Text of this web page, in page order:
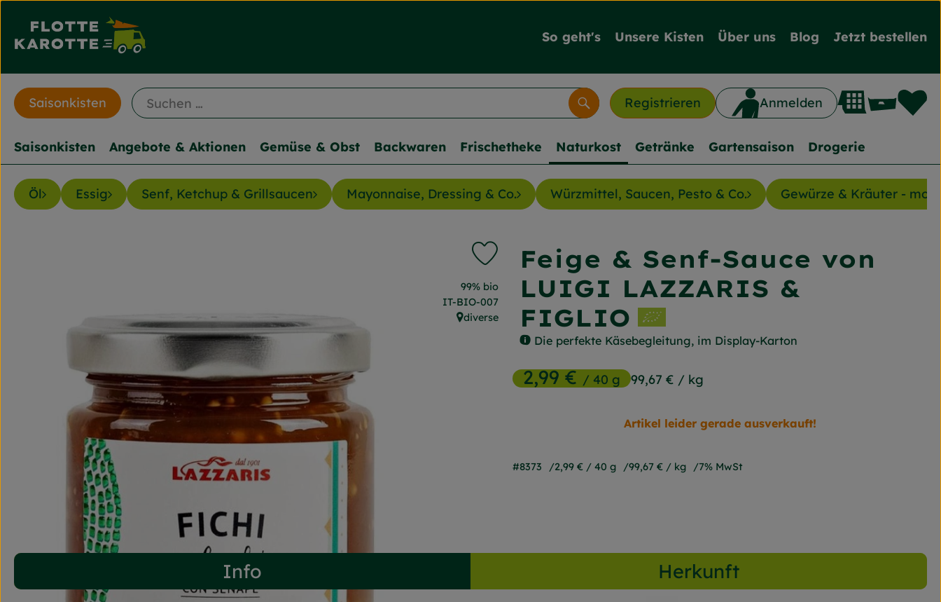
So geht's Unsere Kisten Über uns Blog Jetzt bestellen
Registrieren Anmelden
Suchen
Saisonkisten
Saisonkisten Angebote & Aktionen Gemüse & Obst Backwaren Frischetheke Naturkost Getränke Gartensaison Drogerie
Öl Essig Senf, Ketchup & Grillsaucen Mayonnaise, Dressing & Co. Würzmittel, Saucen, Pesto & Co. Gewürze & Kräuter -
Feige & Senf-Sauce von
LUIGI LAZZARIS &
FIGLIO
Die perfekte Käsebegleitung, im Display-Karton
2,99 €/ 40 g 99,67 € / kg
Produkt zu Favouriten hinzufügen
, Verband:
99% bio
, Kontrollstelle:
IT-BIO-007
, Herkunft:
diverse
Artikel leider gerade ausverkauft!
#8373 2,99 € / 40 g 99,67 € / kg 7% MwSt
Info
Herkunft